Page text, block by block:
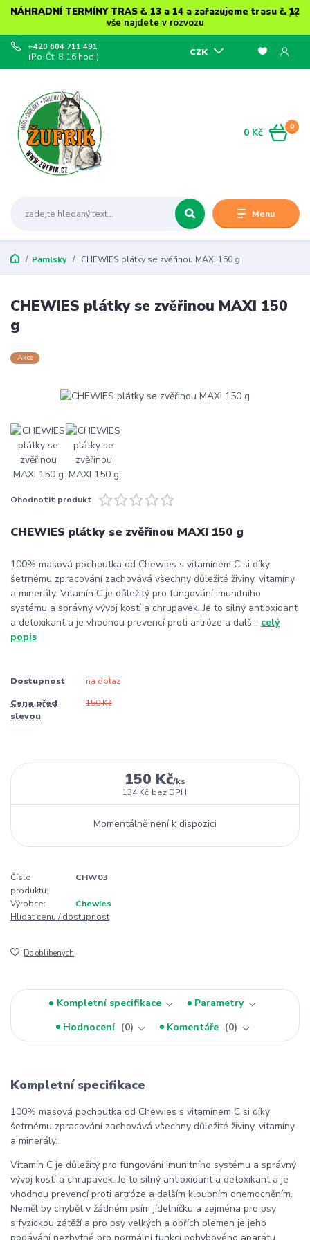
NÁHRADNÍ TERMÍNY TRAS č. 13 a 14 a zařazujeme trasu č. 12
vše najdete v rozvozu
Menu
CZK
+420 604 711 491
(Po-Čt, 8-16 hod.)
0
0 Kč
Pamlsky CHEWIES plátky se zvěřinou MAXI 150 g
CHEWIES plátky se zvěřinou MAXI 150
g
Akce
Ohodnotit produkt
CHEWIES plátky se zvěřinou MAXI 150 g
100% masová pochoutka od Chewies s vitamínem C si díky
šetrnému zpracování zachovává všechny důležité živiny, vitamíny
a minerály. Vitamín C je důležitý pro fungování imunitního
systému a správný vývoj kostí a chrupavek. Je to silný antioxidant
a detoxikant a je vhodnou prevencí proti artróze a dalš... celý
popis
Dostupnost na dotaz
Cena před
slevou
150 Kč
150 Kč/ks
134 Kč bez DPH
Momentálně není k dispozici
Číslo
produktu:
CHW03
Výrobce:
Chewies
Hlídat cenu / dostupnost
Do oblíbených
Kompletní specifikace
Parametry
Hodnocení
0 Komentáře 0
Kompletní specifikace
100% masová pochoutka od Chewies s vitamínem C si díky
šetrnému zpracování zachovává všechny důležité živiny, vitamíny
a minerály.
Vitamín C je důležitý pro fungování imunitního systému a správný
vývoj kostí a chrupavek. Je to silný antioxidant a detoxikant a je
vhodnou prevencí proti artróze a dalším kloubním onemocněním.
Neměl by chybět v žádném psím jídelníčku a zejména pro psy
s fyzickou zátěží a pro psy velkých a obřích plemen je jeho